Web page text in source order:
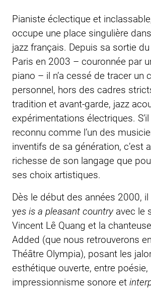
Pianiste éclectique et
occupe une place singulière
jazz français. Depuis sa sortie
Paris en 2003 – couronnée par
piano – il n’a cessé de tracer un
personnel, hors des cadres
tradition et avant-garde, jazz
expérimentations électriques. S’il
reconnu comme l’un des
inventifs de sa génération, c’est
richesse de son langage que
ses choix artistiques.
Dès le début des années 2000,
yes is a pleasant country avec le
Vincent Lê Quang et la
Added (que nous retrouverons
Théâtre Olympia), posant les
esthétique ouverte, entre poésie,
impressionnisme sonore et